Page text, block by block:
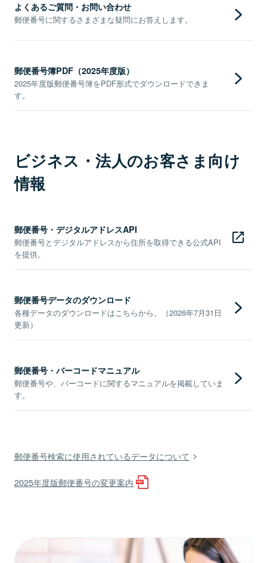
よくあるご質問・お問い合わせ
郵便番号に関するさまざまな疑問にお答えします。
郵便番号簿PDF（2025年度版）
2025年度版郵便番号簿をPDF形式でダウンロードできま
す。
ビジネス・法人のお客さま向け
情報
郵便番号・デジタルアドレスAPI
郵便番号とデジタルアドレスから住所を取得できる公式API
を提供。
郵便番号データのダウンロード
各種データのダウンロードはこちらから。（2026年7月31日
更新）
郵便番号・バーコードマニュアル
郵便番号や、バーコードに関するマニュアルを掲載していま
す。
郵便番号検索に使用されているデータについて
2025年度版郵便番号の変更案内